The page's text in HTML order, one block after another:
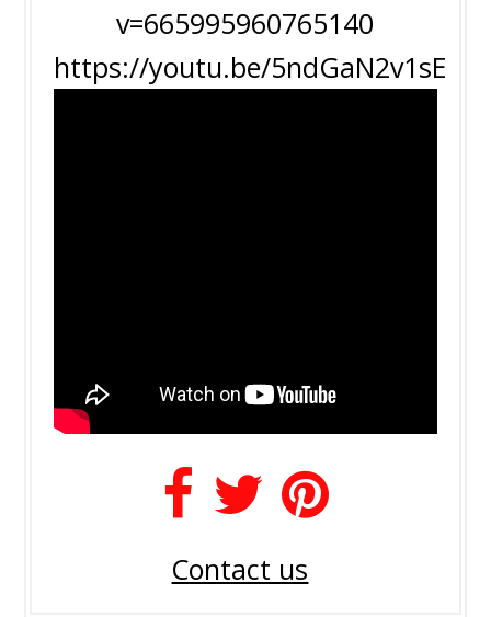
v=665995960765140
https://youtu.be/5ndGaN2v1sE
Contact us